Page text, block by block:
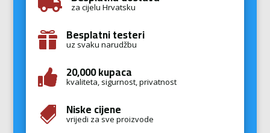
za cijelu Hrvatsku
 Besplatni testeri
uz svaku narudžbu
 20,000 kupaca
kvaliteta, sigurnost, privatnost
 Niske cijene
vrijedi za sve proizvode